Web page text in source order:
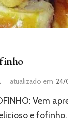
atualizado em 24/
Vem
e